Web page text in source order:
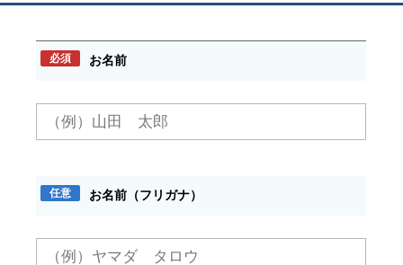
ブランドヒストリー
必須 お名前
任意 お名前（フリガナ）